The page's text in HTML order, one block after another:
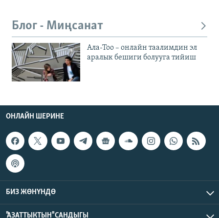
Блог - Миңсанат
Ала-Тоо – онлайн таалимдин эл
аралык бешиги болууга тийиш
ОНЛАЙН ШЕРИНЕ
БИЗ ЖӨНҮНДӨ
"АЗАТТЫКТЫН" САНДЫГЫ